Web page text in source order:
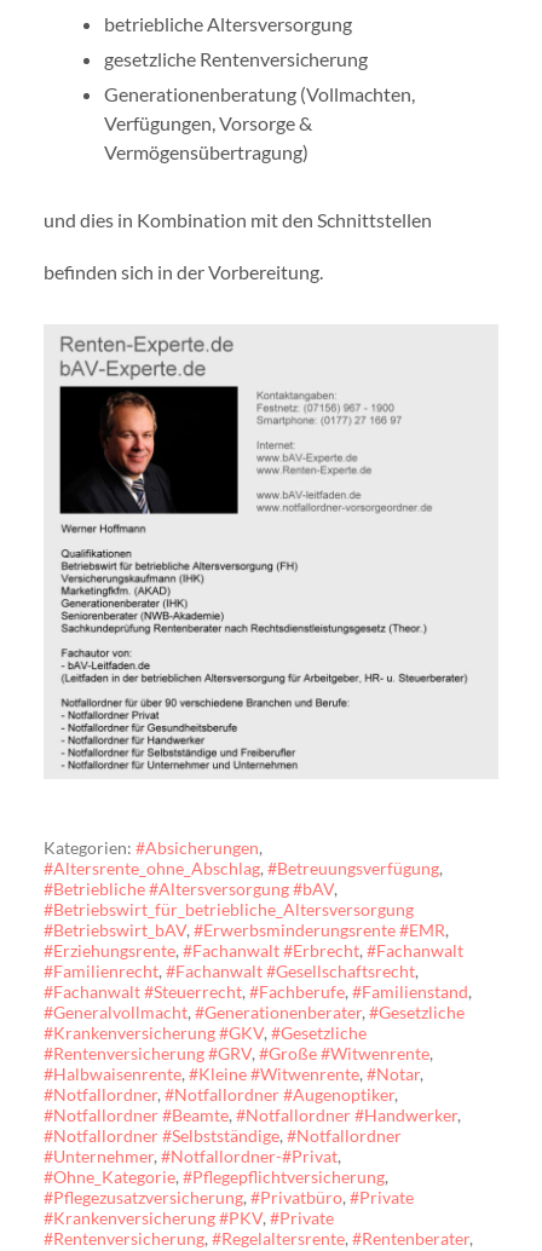
betriebliche Altersversorgung
gesetzliche Rentenversicherung
Generationenberatung (Vollmachten,
Verfügungen, Vorsorge &
Vermögensübertragung)
und dies in Kombination mit den Schnittstellen
befinden sich in der Vorbereitung.
Kategorien: #Absicherungen,
#Altersrente_ohne_Abschlag,#Betreuungsverfügung,
#Betriebliche #Altersversorgung #bAV,
#Betriebswirt_für_betriebliche_Altersversorgung
#Betriebswirt_bAV,#Erwerbsminderungsrente #EMR,
#Erziehungsrente,#Fachanwalt #Erbrecht,#Fachanwalt
#Familienrecht,#Fachanwalt #Gesellschaftsrecht,
#Fachanwalt #Steuerrecht,#Fachberufe,#Familienstand,
#Generalvollmacht,#Generationenberater,#Gesetzliche
#Krankenversicherung #GKV,#Gesetzliche
#Rentenversicherung #GRV,#Große #Witwenrente,
#Halbwaisenrente,#Kleine #Witwenrente,#Notar,
#Notfallordner,#Notfallordner #Augenoptiker,
#Notfallordner #Beamte,#Notfallordner #Handwerker,
#Notfallordner #Selbstständige,#Notfallordner
#Unternehmer,#Notfallordner-#Privat,
#Ohne_Kategorie,#Pflegepflichtversicherung,
#Pflegezusatzversicherung,#Privatbüro,#Private
#Krankenversicherung #PKV,#Private
#Rentenversicherung,#Regelaltersrente,#Rentenberater,